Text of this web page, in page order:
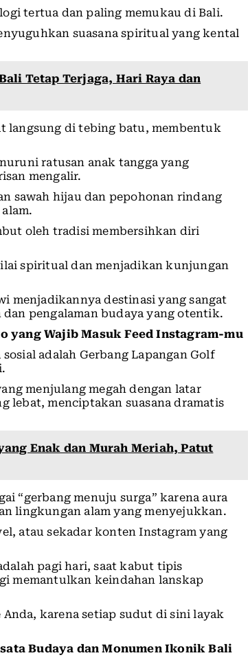
tertua dan paling memukau di Bali.
suasana spiritual yang kental
Tetap Terjaga, Hari Raya dan
langsung di tebing batu, membentuk
ratusan anak tangga yang
mengalir.
sawah hijau dan pepohonan rindang
oleh tradisi membersihkan diri
spiritual dan menjadikan kunjungan
menjadikannya destinasi yang sangat
pengalaman budaya yang otentik.
yang Wajib Masuk Feed Instagram-mu
adalah Gerbang Lapangan Golf
menjulang megah dengan latar
lebat, menciptakan suasana dramatis
Enak dan Murah Meriah, Patut
“gerbang menuju surga” karena aura
lingkungan alam yang menyejukkan.
atau sekadar konten Instagram yang
pagi hari, saat kabut tipis
memantulkan keindahan lanskap
karena setiap sudut di sini layak
Budaya dan Monumen Ikonik Bali